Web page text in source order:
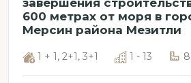
600 метрах от моря в
Мерсин района Мезитли
1 + 1, 2+1, 3+1 1 - 13